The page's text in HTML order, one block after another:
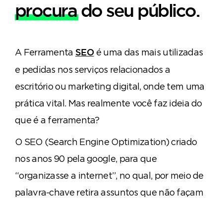
procurado seu público.
A Ferramenta SEOé uma das mais utilizadas
e pedidas nos serviços relacionados a
escritório ou marketing digital, onde tem uma
prática vital. Mas realmente você faz ideia do
que é a ferramenta?
O SEO (Search Engine Optimization) criado
nos anos 90 pela google, para que
“organizasse a internet”, no qual, por meio de
palavra-chave retira assuntos que não façam